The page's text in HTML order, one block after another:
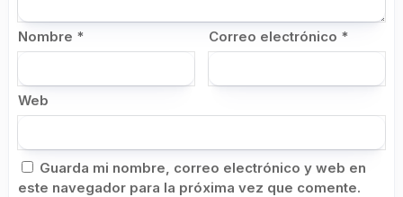
Nombre * Correo electrónico *
Web
Guarda mi nombre, correo electrónico y web en
este navegador para la próxima vez que comente.